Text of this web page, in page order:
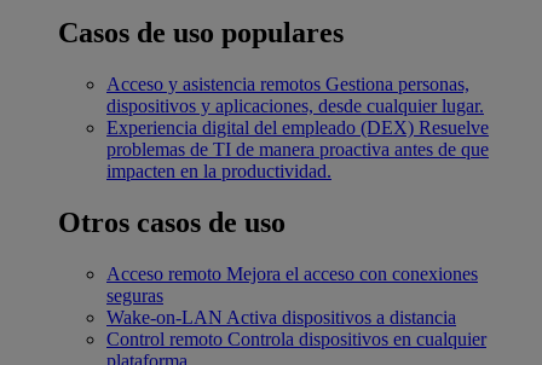
Casos de uso populares
Acceso y asistencia remotos Gestiona personas,
dispositivos y aplicaciones, desde cualquier lugar.
Experiencia digital del empleado (DEX) Resuelve
problemas de TI de manera proactiva antes de que
impacten en la productividad.
Otros casos de uso
Acceso remoto Mejora el acceso con conexiones
seguras
Wake-on-LAN Activa dispositivos a distancia
Control remoto Controla dispositivos en cualquier
plataforma